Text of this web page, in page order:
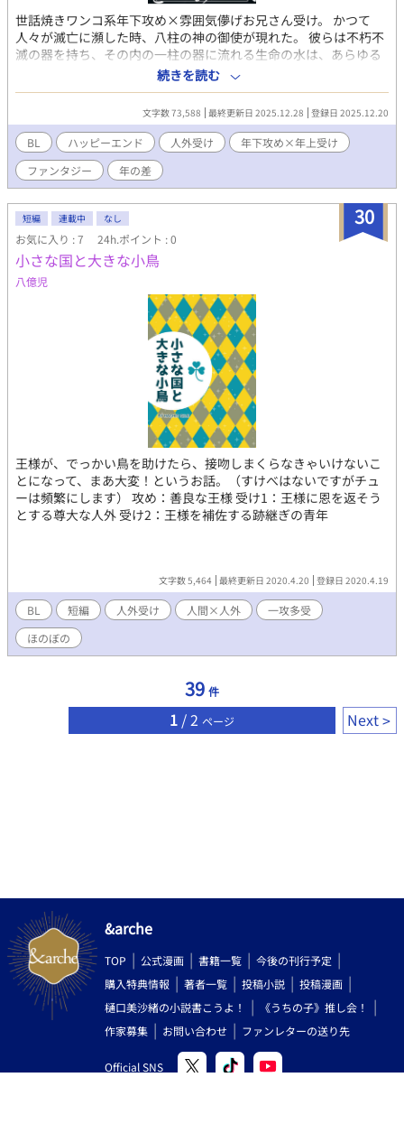
世話焼きワンコ系年下攻め×雰囲気儚げお兄さん受け。 かつて
人々が滅亡に瀕した時、八柱の神の御使が現れた。 彼らは不朽不
滅の器を持ち、その内の一柱の器に流れる生命の水は、あらゆる
傷を癒し、万病を治した。故に人々は、彼等を崇め奉り、世界の
秩序とした。世界を調和と平穏で満たして下さるよう、人々は彼
等に仕え、その対価として“水”を受け取り、末長く暮らした。 そ
んな伝承が、寝かしつけの御伽噺として聞かされる孤児院で暮ら
す少年・ノア。 血の繋がった家族はいない。しかしノアとってそ
んな事は些細な事だった。林を抜けた先にある居住区外の高台
に、トワという青年がいるから。幼ながらにトワに一目惚れして
以来、彼の元に通うのがノアの日常だった。 トワはリシル市国に
は珍しく、博識で外の世界の話をよく聞かせてくれた。何故街で
暮らさないのか、と聞くと、彼はいつだって笑って言う。ここで
待つ約束だから、と。 10年近く経って青年にまで成長したとある
日、ノアはふと気付く。 トワは出会った頃から少しも変わらな
い。 知識の多さも、全てを悟ったような瞳の深さも、滑らかな肌
も、たっぷりとした猫っ毛の黒髪も、幼子を見るような眼差し
も、何処か一線を引いたような態度も、何もかもが変わらないの
だ。 まるで御伽噺の『御使』みたいだ。 そんな事を思ったのとち
ょうど同じ頃、リシル市国に来ていた行商人にある噂を聞く。
――世の中には、不老不死を得る代わりに人の血を吸って生きて
いる吸血鬼っつーバケモンがいるらしい。 『吸血鬼』とは？
『御使』とは？ トワは一体何者なのか？ 全ての謎が一つに繋
がる時、トワが辿った悲しき過去と運命、そしてトワのノアへの
想いが明かされるーー。 という感じの少年→青年×正体不明の青
年の話です。 流血表現等々ございます。 ＊カクヨムのファンタジ
ーBLのコンテストに応募したものです。 ＊なろうにも同名で載せ
てます。
続きを読む
文字数 73,588 最終更新日 2025.12.28 登録日 2025.12.20
BL ハッピーエンド 人外受け
年下攻め×年上受け
ファンタジー
年の差
30
短編 連載中 なし
お気に入り : 7 24h.ポイント : 0
小さな国と大きな小鳥
八億児
王様が、でっかい鳥を助けたら、接吻しまくらなきゃいけないこ
とになって、まあ大変！というお話。（すけべはないですがチュ
ーは頻繁にします） 攻め：善良な王様 受け1：王様に恩を返そう
とする尊大な人外 受け2：王様を補佐する跡継ぎの青年
文字数 5,464 最終更新日 2020.4.20 登録日 2020.4.19
BL 短編 人外受け 人間×人外
一攻多受
ほのぼの
39 件
1 / 2 ページ Next
&arche
TOP 公式漫画 書籍一覧
今後の刊行予定
購入特典情報
著者一覧 投稿小説
投稿漫画
樋口美沙緒の小説書こうよ！
《うちの子》推し会！
作家募集
お問い合わせ ファンレターの送り先
Official SNS